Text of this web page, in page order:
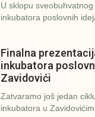
U sklopu
inkubatora poslovnih
Finalna
inkubatora
Zavidovići
Zatvaramo još jedan
inkubatora u